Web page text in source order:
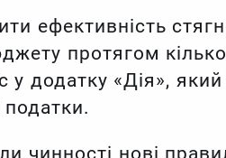
ефективність
протягом
у додатку «Дія»,
нові